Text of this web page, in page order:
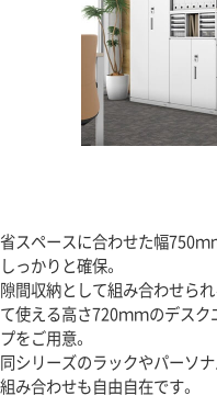
省スペースに合わせた幅750ｍ
しっかりと確保。
隙間収納として組み合わせら
て使える高さ720ｍｍのデスク
プをご用意。
同シリーズのラックやパーソ
組み合わせも自由自在です。